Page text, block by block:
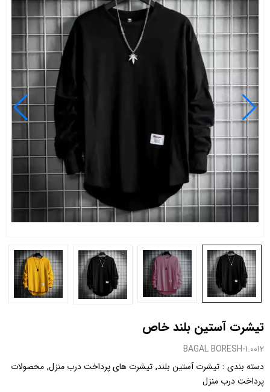
تیشرت آستین بلند خاص
0012.BAGAL BORESH-1
دسته بندی : تیشرت آستین بلند, تیشرت های پرداخت درب منزل, محصولات
پرداخت درب منزل